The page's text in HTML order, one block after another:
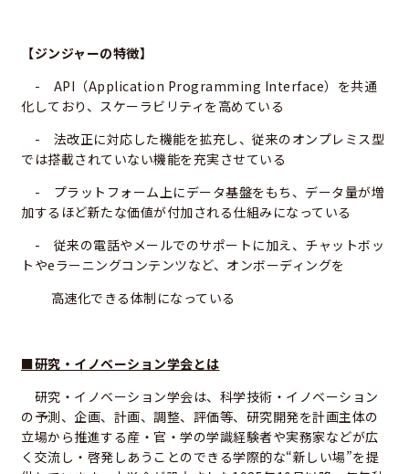
【ジンジャーの特徴】
- API（Application Programming Interface）を共通
化しており、スケーラビリティを高めている
- 法改正に対応した機能を拡充し、従来のオンプレミス型
では搭載されていない機能を充実させている
- プラットフォーム上にデータ基盤をもち、データ量が増
加するほど新たな価値が付加される仕組みになっている
- 従来の電話やメールでのサポートに加え、チャットボッ
トやeラーニングコンテンツなど、オンボーディングを
高速化できる体制になっている
■研究・イノベーション学会とは
研究・イノベーション学会は、科学技術・イノベーション
の予測、企画、計画、調整、評価等、研究開発を計画主体の
立場から推進する産・官・学の学識経験者や実務家などが広
く交流し・啓発しあうことのできる学際的な“新しい場”を提